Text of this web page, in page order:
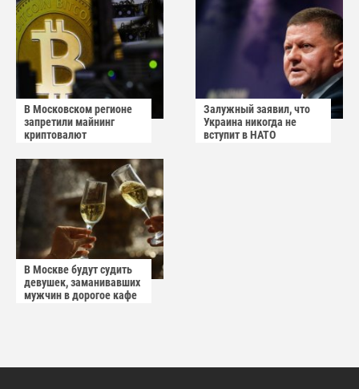
В Московском регионе
запретили майнинг
криптовалют
Залужный заявил, что
Украина никогда не
вступит в НАТО
В Москве будут судить
девушек, заманивавших
мужчин в дорогое кафе